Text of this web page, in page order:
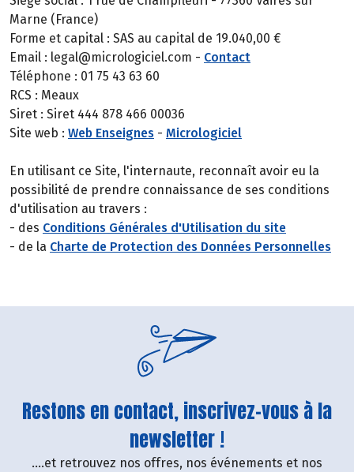
Marne (France)
Forme et capital : SAS au capital de 19.040,00 €
Email : legal@micrologiciel.com - Contact
Téléphone : 01 75 43 63 60
RCS : Meaux
Siret : Siret 444 878 466 00036
Site web : Web Enseignes - Micrologiciel
En utilisant ce Site, l'internaute, reconnaît avoir eu la
possibilité de prendre connaissance de ses conditions
d'utilisation au travers :
- des Conditions Générales d'Utilisation du site
- de la Charte de Protection des Données Personnelles
Restons en contact, inscrivez-vous à la
newsletter !
....et retrouvez nos offres, nos événements et nos